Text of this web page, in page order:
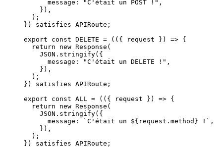
message:
"C'était un POST ! " ,
} ) ,
) ;
} ) satisfies APIRoute ;
export const DELETE = ( ( { request } )
=> {
return new Response (
JSON . stringify( {
message:
"C'était un DELETE ! " ,
} ) ,
) ;
} ) satisfies APIRoute ;
export const ALL = ( ( { request } )
=> {
return new Response (
JSON . stringify( {
message:
` C'était un ${ request . method } ! ` ,
} ) ,
) ;
} ) satisfies APIRoute ;